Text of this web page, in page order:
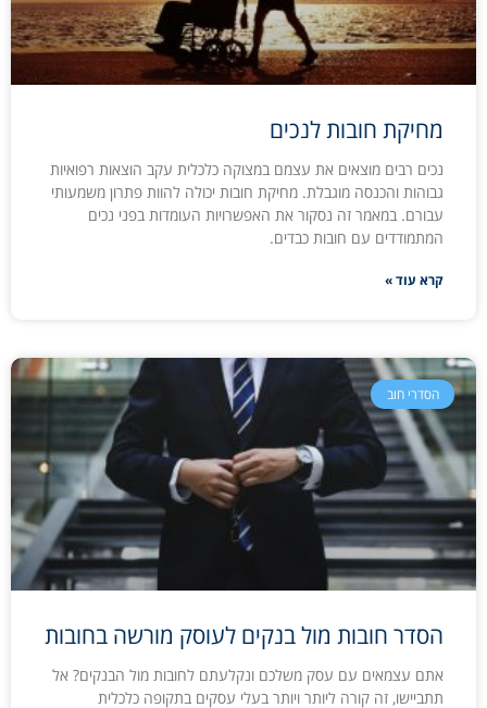
מחיקת חובות לנכים
נכים רבים מוצאים את עצמם במצוקה כלכלית עקב הוצאות רפואיות
גבוהות והכנסה מוגבלת. מחיקת חובות יכולה להוות פתרון משמעותי
עבורם. במאמר זה נסקור את האפשרויות העומדות בפני נכים
המתמודדים עם חובות כבדים.
קרא עוד »
הסדרי חוב
הסדר חובות מול בנקים לעוסק מורשה בחובות
אתם עצמאים עם עסק משלכם ונקלעתם לחובות מול הבנקים? אל
תתביישו, זה קורה ליותר ויותר בעלי עסקים בתקופה כלכלית